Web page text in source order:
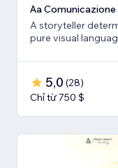
Aa Comunicazione
A storyteller
pure visual
5,0 (28)
Chỉ từ 750 $